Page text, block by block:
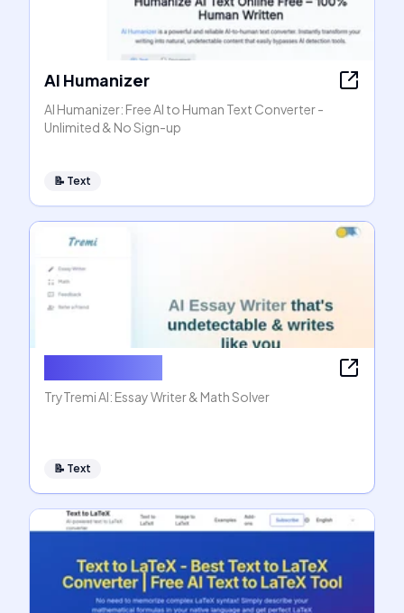
AI Humanizer
AI Humanizer: Free AI to Human Text Converter -
Unlimited & No Sign-up
📝 Text
TryTremi AI: Essay Writer & Math Solver
📝 Text